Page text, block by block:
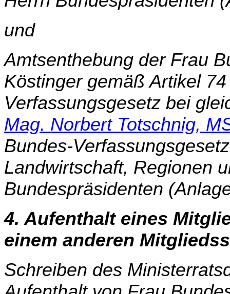
und
Amtsenthebung der Frau
Köstinger gemäß Artikel
Verfassungsgesetz bei
Mag. Norbert Totschnig,
Bundes-
Landwirtschaft, Regionen
Bundes­prä­sidenten
4. Aufenthalt eines
einem anderen
Schreiben des